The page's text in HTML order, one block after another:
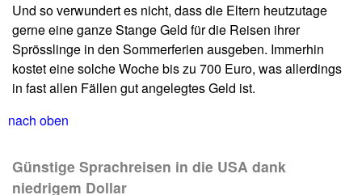
Und so verwundert es nicht, dass die Eltern heutzutage
gerne eine ganze Stange Geld für die Reisen ihrer
Sprösslinge in den Sommerferien ausgeben. Immerhin
kostet eine solche Woche bis zu 700 Euro, was allerdings
in fast allen Fällen gut angelegtes Geld ist.
nach oben
Günstige Sprachreisen in die USA dank
niedrigem Dollar